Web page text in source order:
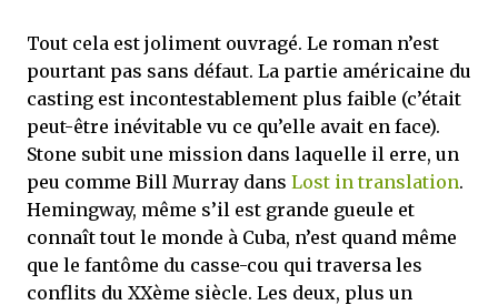
Tout cela est joliment ouvragé. Le roman n’est
pourtant pas sans défaut. La partie américaine du
casting est incontestablement plus faible (c’était
peut-être inévitable vu ce qu’elle avait en face).
Stone subit une mission dans laquelle il erre, un
peu comme Bill Murray dans Lost in translation.
Hemingway, même s’il est grande gueule et
connaît tout le monde à Cuba, n’est quand même
que le fantôme du casse-cou qui traversa les
conflits du XXème siècle. Les deux, plus un